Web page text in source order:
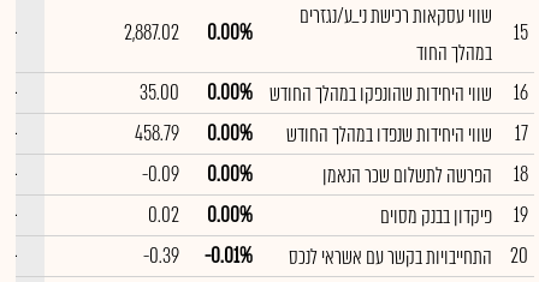
15
שווי עסקאות רכישת ני_ע/נגזרים
במהלך החוד
0.00%
2,887.02
--
16
שווי היחידות שהונפקו במהלך החודש 0.00%
35.00
--
17
שווי היחידות שנפדו במהלך החודש 0.00%
458.79
--
18
הפרשה לתשלום שכר הנאמן 0.00%
-0.09
--
19
פיקדון בבנק מסוים 0.00%
0.02
--
20
התחייבויות בקשר עם אשראי לנכס -0.01%
-0.39
--